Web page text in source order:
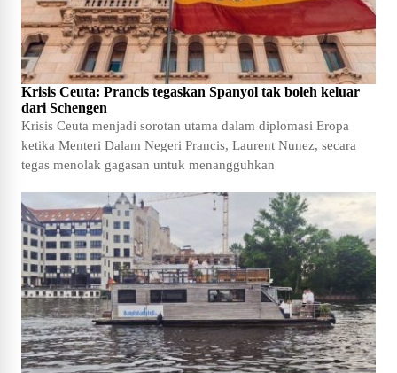
Krisis Ceuta: Prancis tegaskan Spanyol tak boleh keluar
dari Schengen
Krisis Ceuta menjadi sorotan utama dalam diplomasi Eropa
ketika Menteri Dalam Negeri Prancis, Laurent Nunez, secara
tegas menolak gagasan untuk menangguhkan